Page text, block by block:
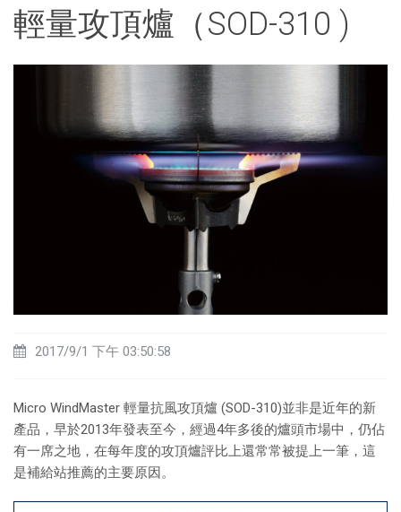
輕量攻頂爐（SOD-310 )
2017/9/1 下午 03:50:58
Micro WindMaster 輕量抗風攻頂爐 (SOD-310)並非是近年的新
產品，早於2013年發表至今，經過4年多後的爐頭市場中，仍佔
有一席之地，在每年度的攻頂爐評比上還常常被提上一筆，這
是補給站推薦的主要原因。